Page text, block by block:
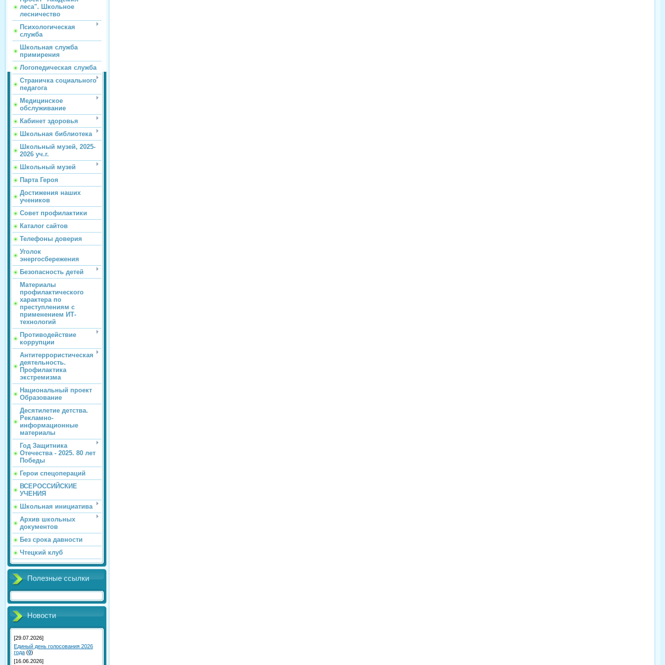
леса". Школьное
лесничество
Психологическая
служба
Школьная служба
примирения
Логопедическая служба
Страничка социального
педагога
Медицинское
обслуживание
Кабинет здоровья
Школьная библиотека
Школьный музей, 2025-
2026 уч.г.
Школьный музей
Парта Героя
Достижения наших
учеников
Совет профилактики
Каталог сайтов
Телефоны доверия
Уголок
энергосбережения
Безопасность детей
Материалы
профилактического
характера по
преступлениям с
применением ИТ-
технологий
Противодействие
коррупции
Антитеррористическая
деятельность.
Профилактика
экстремизма
Национальный проект
Образование
Десятилетие детства.
Рекламно-
информационные
материалы
Год Защитника
Отечества - 2025. 80 лет
Победы
Герои спецопераций
ВСЕРОССИЙСКИЕ
УЧЕНИЯ
Школьная инициатива
Архив школьных
документов
Без срока давности
Чтецкий клуб
Полезные ссылки
Новости
[29.07.2026]
Единый день голосования 2026
года (0)
[16.06.2026]